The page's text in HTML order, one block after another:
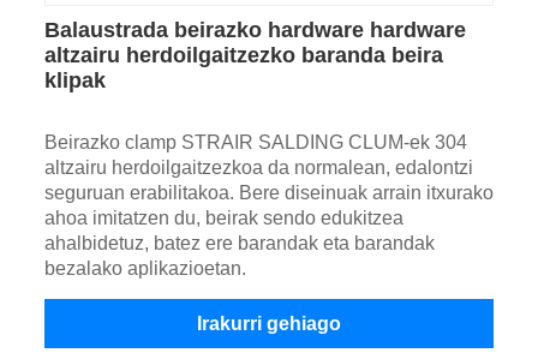
Balaustrada beirazko hardware hardware
altzairu herdoilgaitzezko baranda beira
klipak
Beirazko clamp STRAIR SALDING CLUM-ek 304
altzairu herdoilgaitzezkoa da normalean, edalontzi
seguruan erabilitakoa. Bere diseinuak arrain itxurako
ahoa imitatzen du, beirak sendo edukitzea
ahalbidetuz, batez ere barandak eta barandak
bezalako aplikazioetan.
Irakurri gehiago